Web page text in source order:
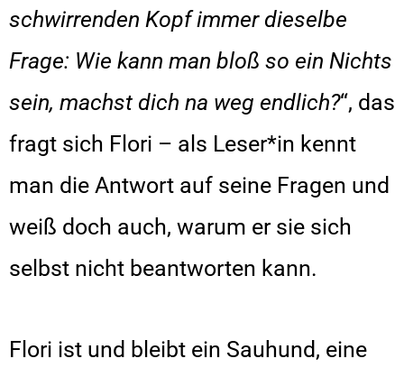
schwirrenden Kopf immer dieselbe
Frage: Wie kann man bloß so ein Nichts
sein, machst dich na weg endlich?“, das
fragt sich Flori – als Leser*in kennt
man die Antwort auf seine Fragen und
weiß doch auch, warum er sie sich
selbst nicht beantworten kann.
Flori ist und bleibt ein Sauhund, eine